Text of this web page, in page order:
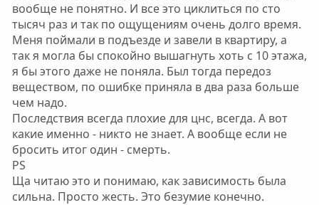
о
л
о
с
о
л
о
с
вообще не понятно. И все это циклиться по сто
тысяч раз и так по ощущениям очень долго время.
Меня поймали в подъезде и завели в квартиру, а
так я могла бы спокойно вышагнуть хоть с 10 этажа,
я бы этого даже не поняла. Был тогда передоз
веществом, по ошибке приняла в два раза больше
чем надо.
Последствия всегда плохие для цнс, всегда. А вот
какие именно - никто не знает. А вообще если не
бросить итог один - смерть.
PS
Ща читаю это и понимаю, как зависимость была
сильна. Просто жесть. Это безумие конечно.